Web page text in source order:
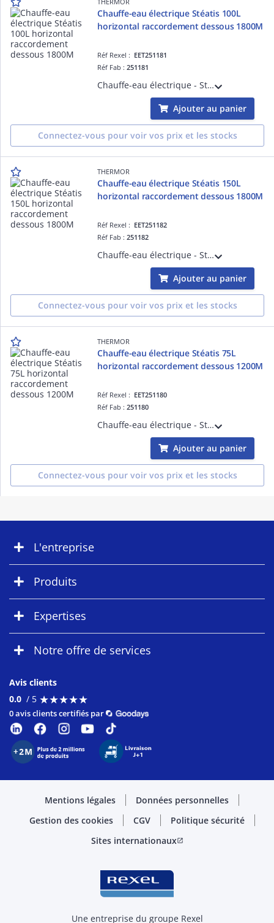
Chauffe-eau électrique Stéatis 100L
horizontal raccordement dessous 1800M
Réf Rexel : EET251181
Réf Fab :251181
Chauffe-eau électrique - Stéatis 100L horizontal raccordement dessous monophasé 1800M - livré avec un raccord diélectrique 3/4'
Ajouter au panier
Connectez-vous pour voir vos prix et les stocks
THERMOR
Chauffe-eau électrique Stéatis 150L
horizontal raccordement dessous 1800M
Réf Rexel : EET251182
Réf Fab :251182
Chauffe-eau électrique - Stéatis 150L horizontal raccordement dessous monophasé 1800M - livré avec un raccord diélectrique 3/4'
Ajouter au panier
Connectez-vous pour voir vos prix et les stocks
THERMOR
Chauffe-eau électrique Stéatis 75L
horizontal raccordement dessous 1200M
Réf Rexel : EET251180
Réf Fab :251180
Chauffe-eau électrique - Stéatis 75L horizontal raccordement dessous monophasé 1200M - livré avec un raccord diélectrique 3/4'
Ajouter au panier
Connectez-vous pour voir vos prix et les stocks
L'entreprise
Produits
Expertises
Notre offre de services
Avis clients
0.0 / 5 ★★★★★
★★★★★
0 avis clients certifiés par
Mentions légales
Données personnelles
Gestion des cookies
CGV
Politique sécurité
Sites internationauxopen_in_new
Une entreprise du groupe Rexel